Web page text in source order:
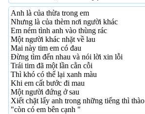
Anh là của thừa trong em
Nhưng là của thèm nơi người khác
Em ném tình anh vào thùng rác
Một người khác nhặt về lau
Mai này tim em có đau
Đừng tìm đến nhau và nói lời xin lỗi
Trái tim đã một lần cằn cỗi
Thì khó có thể lại xanh màu
Khi em cất bước đi mau
Một người đứng ở sau
Xiết chặt lấy anh trong những tiếng thì thào
"còn có em bên cạnh "